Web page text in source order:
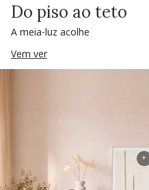
Do piso ao teto
A meia-luz acolhe
Vem ver
+